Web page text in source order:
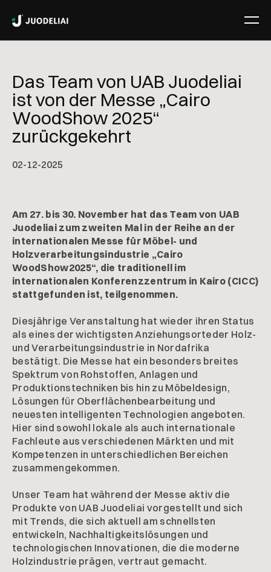
Das Team von UAB Juodeliai
ist von der Messe „Cairo
WoodShow 2025“
zurückgekehrt
02-12-2025
Am 27. bis 30. November hat das Team von UAB
Juodeliai zum zweiten Mal in der Reihe an der
internationalen Messe für Möbel- und
Holzverarbeitungsindustrie „Cairo
WoodShow2025“, die traditionell im
internationalen Konferenzzentrum in Kairo (CICC)
stattgefunden ist, teilgenommen.
Diesjährige Veranstaltung hat wieder ihren Status
als eines der wichtigsten Anziehungsorteder Holz-
und Verarbeitungsindustrie in Nordafrika
bestätigt. Die Messe hat ein besonders breites
Spektrum von Rohstoffen, Anlagen und
Produktionstechniken bis hin zu Möbeldesign,
Lösungen für Oberflächenbearbeitung und
neuesten intelligenten Technologien angeboten.
Hier sind sowohl lokale als auch internationale
Fachleute aus verschiedenen Märkten und mit
Kompetenzen in unterschiedlichen Bereichen
zusammengekommen.
Unser Team hat während der Messe aktiv die
Produkte von UAB Juodeliai vorgestellt und sich
mit Trends, die sich aktuell am schnellsten
entwickeln, Nachhaltigkeitslösungen und
technologischen Innovationen, die die moderne
Holzindustrie prägen, vertraut gemacht.